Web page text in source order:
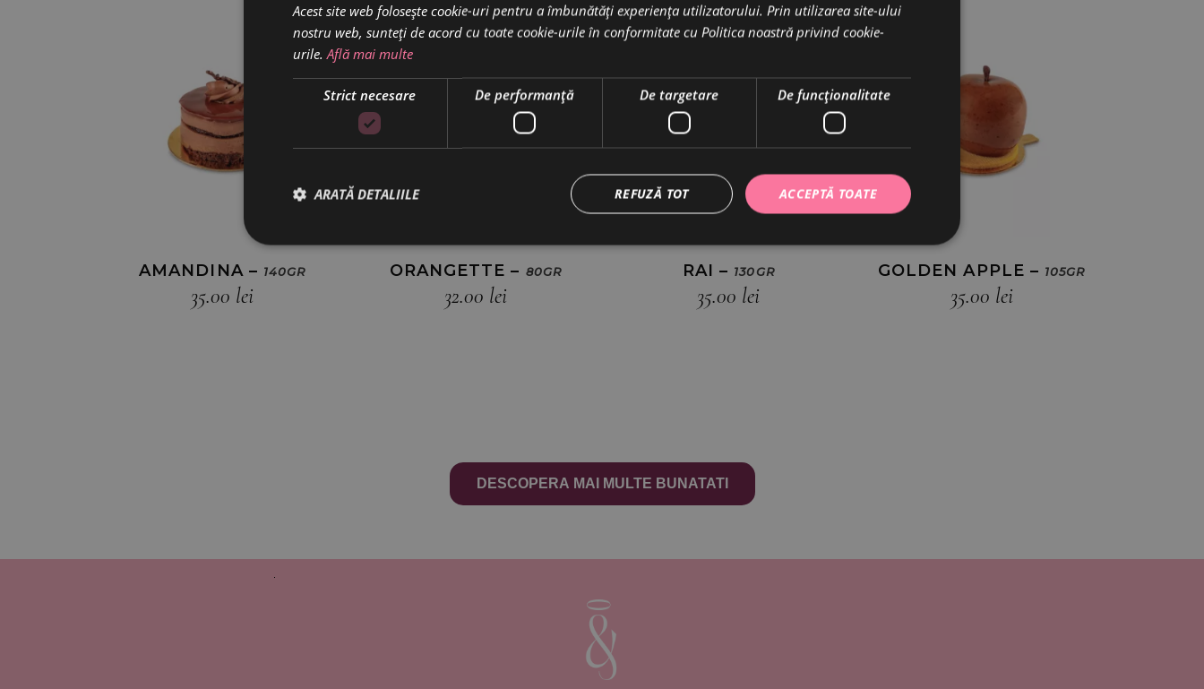
AMANDINA – 140GR
35.00 lei
ORANGETTE – 80GR
32.00 lei
RAI – 130GR
35.00 lei
GOLDEN APPLE – 105GR
35.00 lei
DESCOPERA MAI MULTE BUNATATI
Acest site web folosește cookie-uri pentru a îmbunătăți experiența utilizatorului. Prin utilizarea site-ului
nostru web, sunteți de acord cu toate cookie-urile în conformitate cu Politica noastră privind cookie-
urile. Află mai multe
Strict necesare De performanță De targetare De funcţionalitate
ACCEPTĂ TOATE
REFUZĂ TOT
ARATĂ DETALIILE